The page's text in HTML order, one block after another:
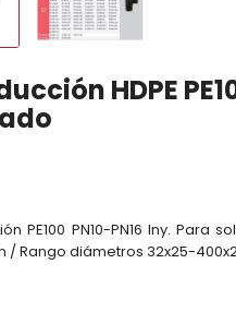
HDPE
PE100 PN10-PN16 Iny. Para
/ Rango diámetros 32x25-